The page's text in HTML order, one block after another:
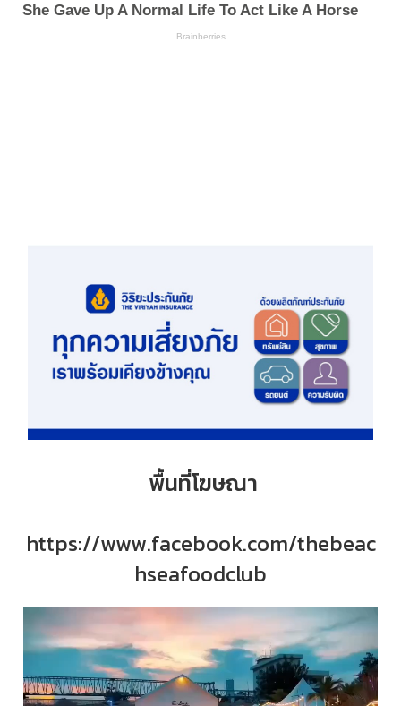
พื้นที่โฆษณา
https://www.facebook.com/thebeac
hseafoodclub